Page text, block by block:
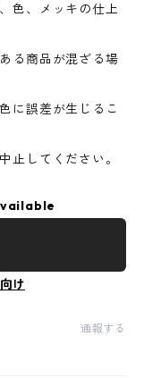
色、メッキの仕上
る商品が混ざる場
に誤差が生じるこ
止してください。
け
通報する